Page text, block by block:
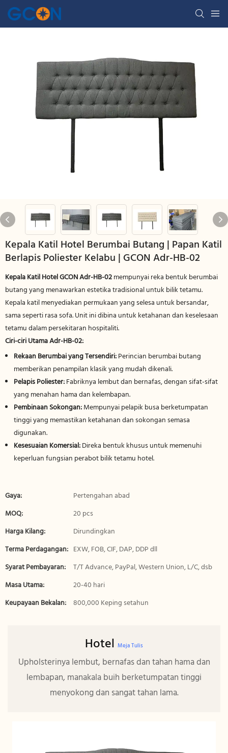
Kepala Katil Hotel Berumbai Butang | Papan Katil
Berlapis Poliester Kelabu | GCON Adr-HB-02
Kepala Katil Hotel GCON Adr-HB-02mempunyai reka bentuk berumbai
butang yang menawarkan estetika tradisional untuk bilik tetamu.
Kepala katil menyediakan permukaan yang selesa untuk bersandar,
sama seperti rasa sofa. Unit ini dibina untuk ketahanan dan keselesaan
tetamu dalam persekitaran hospitaliti.
Ciri-ciri Utama Adr-HB-02:
Rekaan Berumbai yang Tersendiri:Perincian berumbai butang
memberikan penampilan klasik yang mudah dikenali.
Pelapis Poliester:Fabriknya lembut dan bernafas, dengan sifat-sifat
yang menahan hama dan kelembapan.
Pembinaan Sokongan:Mempunyai pelapik busa berketumpatan
tinggi yang memastikan ketahanan dan sokongan semasa
digunakan.
Kesesuaian Komersial:Direka bentuk khusus untuk memenuhi
keperluan fungsian perabot bilik tetamu hotel.
Gaya:
Pertengahan abad
MOQ:
20 pcs
Harga Kilang:
Dirundingkan
Terma Perdagangan: EXW, FOB, CIF, DAP, DDP dll
Syarat Pembayaran:
T/T Advance, PayPal, Western Union, L/C, dsb
Masa Utama:
20-40 hari
Keupayaan Bekalan:
800,000 Keping setahun
Hotel Meja Tulis
Upholsterinya lembut, bernafas dan tahan hama dan
lembapan, manakala buih berketumpatan tinggi
menyokong dan sangat tahan lama.